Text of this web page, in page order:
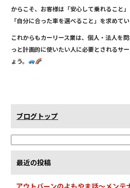
からこそ、お客様は「安心して乗れること
「自分に合った車を選べること」を求めてい
これからもカーリース業は、個人・法人を
っと計画的に使いたい人に必要とされるサ
ょう。
ブログトップ
最近の投稿
アウトバーンのよもやま話～メンテ